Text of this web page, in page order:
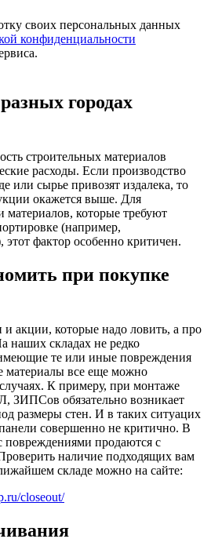
своих персональных данных
конфиденциальности
городах
строительных материалов
расходы. Если производство
или сырье привозят издалека, то
окажется выше. Для
материалов, которые требуют
(например,
фактор особенно критичен.
при покупке
акции, которые надо ловить, а про
наших складах не редко
те или иные повреждения
материалы все еще можно
К примеру, при монтаже
обязательно возникает
размеры стен. И в таких ситуацих
совершенно не критично. В
повреждениями продаются с
наличие подходящих вам
складе можно на сайте:
closeout/